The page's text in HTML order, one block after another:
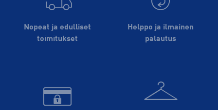
Nopeat ja edulliset
toimitukset
Helppo ja ilmainen
palautus